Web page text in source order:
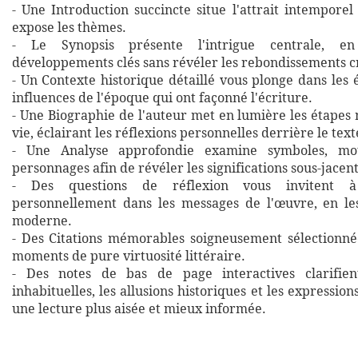
- Une Introduction succincte situe l'attrait
expose les thèmes.
- Le Synopsis présente l'intrigue centrale,
développements clés sans révéler les rebondissements
- Un Contexte historique détaillé vous plonge dans les
influences de l'époque qui ont façonné l'écriture.
- Une Biographie de l'auteur met en lumière les étapes
vie, éclairant les réflexions personnelles derrière le
- Une Analyse approfondie examine symboles,
personnages afin de révéler les significations sous-
- Des questions de réflexion vous invitent à
personnellement dans les messages de l'œuvre, en
moderne.
- Des Citations mémorables soigneusement
moments de pure virtuosité littéraire.
- Des notes de bas de page interactives
inhabituelles, les allusions historiques et les
une lecture plus aisée et mieux informée.